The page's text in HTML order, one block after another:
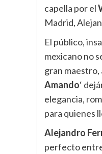
capella por el
Madrid,
El público,
mexicano no
gran maestro,
Amando‘
elegancia,
para quienes
Alejandro
perfecto